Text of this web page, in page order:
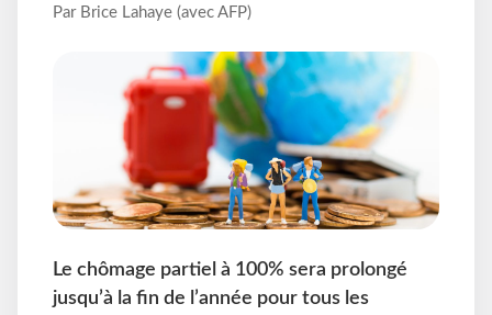
Par Brice Lahaye (avec AFP)
Le chômage partiel à 100% sera prolongé
jusqu’à la fin de l’année pour tous les